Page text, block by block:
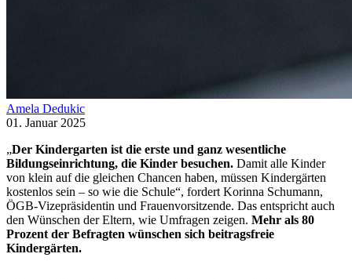
Amela Dedukic
01. Januar 2025
„Der Kindergarten ist die erste und ganz wesentliche
Bildungseinrichtung, die Kinder besuchen. Damit alle Kinder
von klein auf die gleichen Chancen haben, müssen Kindergärten
kostenlos sein – so wie die Schule“, fordert Korinna Schumann,
ÖGB-Vizepräsidentin und Frauenvorsitzende. Das entspricht auch
den Wünschen der Eltern, wie Umfragen zeigen. Mehr als 80
Prozent der Befragten wünschen sich beitragsfreie
Kindergärten.